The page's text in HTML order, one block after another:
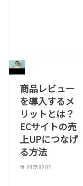
商品レビュー
を導入するメ
リットとは？
ECサイトの売
上UPにつなげ
る方法
2025.02.02